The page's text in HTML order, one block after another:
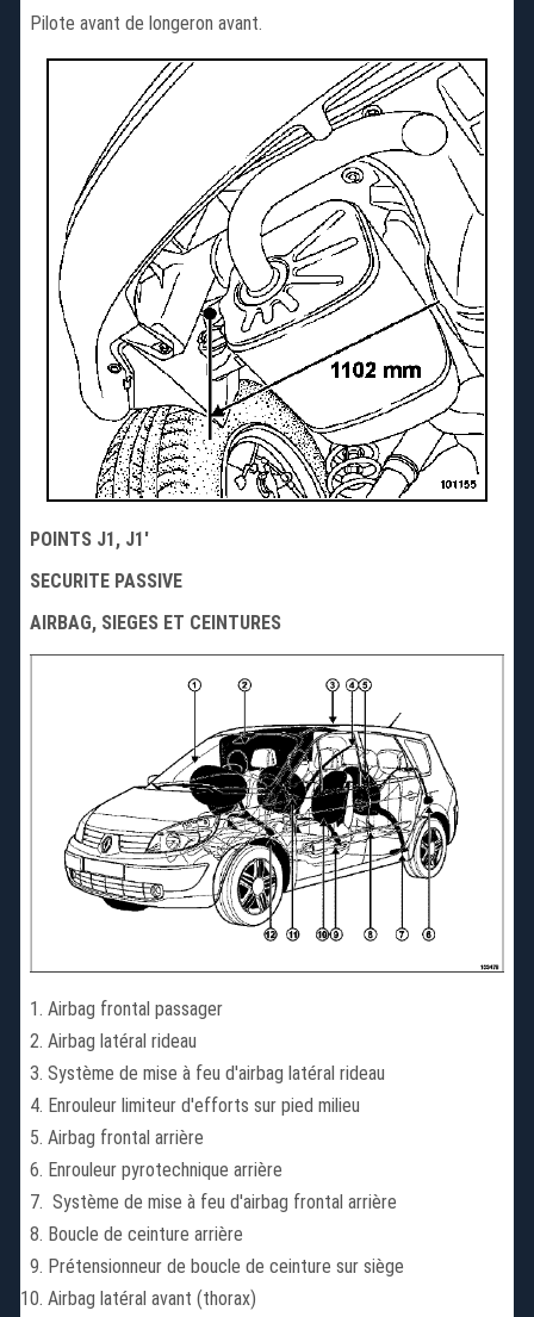
Pilote avant de longeron avant.
POINTS J1, J1'
SECURITE PASSIVE
AIRBAG, SIEGES ET CEINTURES
Airbag frontal passager
Airbag latéral rideau
Système de mise à feu d'airbag latéral rideau
Enrouleur limiteur d'efforts sur pied milieu
Airbag frontal arrière
Enrouleur pyrotechnique arrière
Système de mise à feu d'airbag frontal arrière
Boucle de ceinture arrière
Prétensionneur de boucle de ceinture sur siège
Airbag latéral avant (thorax)